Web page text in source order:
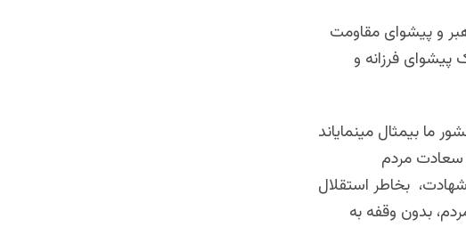
و پیشوای مقاومت
پیشوای فرزانه و
ما بیمثال مینمایاند
سعادت مردم
شهادت، بخاطر استقلال
بدون وقفه به